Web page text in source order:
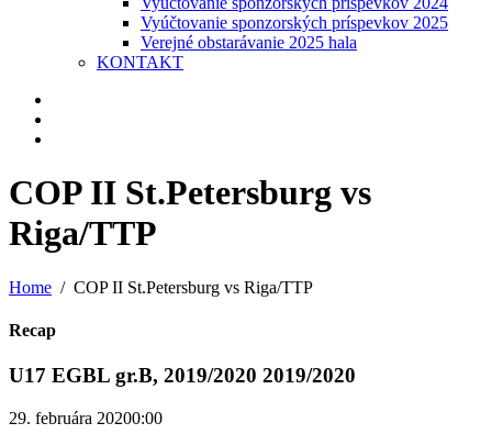
Vyúčtovanie sponzorských príspevkov 2025
Verejné obstarávanie 2025 hala
KONTAKT
COP II St.Petersburg vs
Riga/TTP
Home COP II St.Petersburg vs Riga/TTP
Recap
U17 EGBL gr.B, 2019/2020 2019/2020
29. februára 20200:00